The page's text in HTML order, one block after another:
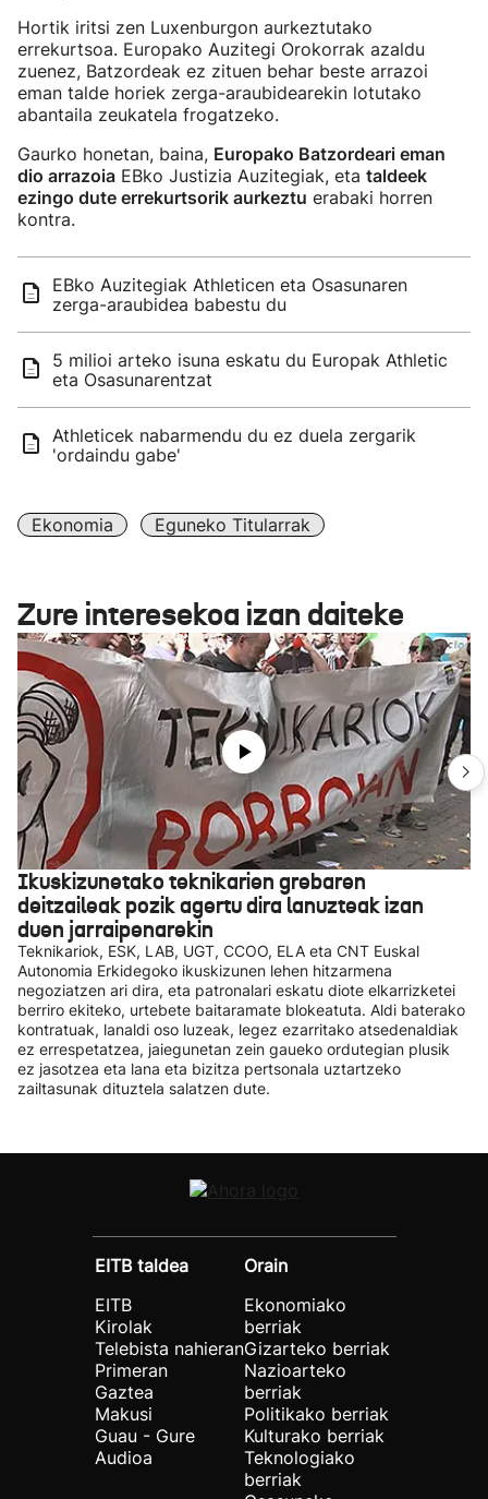
Hortik iritsi zen Luxenburgon aurkeztutako
errekurtsoa. Europako Auzitegi Orokorrak azaldu
zuenez, Batzordeak ez zituen behar beste arrazoi
eman talde horiek zerga-araubidearekin lotutako
abantaila zeukatela frogatzeko.
Gaurko honetan, baina, Europako Batzordeari eman
dio arrazoia EBko Justizia Auzitegiak, eta taldeek
ezingo dute errekurtsorik aurkeztu erabaki horren
kontra.
EBko Auzitegiak Athleticen eta Osasunaren
zerga-araubidea babestu du
5 milioi arteko isuna eskatu du Europak Athletic
eta Osasunarentzat
Athleticek nabarmendu du ez duela zergarik
'ordaindu gabe'
Ekonomia Eguneko Titularrak
Zure interesekoa izan daiteke
Ikuskizunetako teknikarien grebaren
deitzaileak pozik agertu dira lanuzteak izan
duen jarraipenarekin
Teknikariok, ESK, LAB, UGT, CCOO, ELA eta CNT Euskal
Autonomia Erkidegoko ikuskizunen lehen hitzarmena
negoziatzen ari dira, eta patronalari eskatu diote elkarrizketei
berriro ekiteko, urtebete baitaramate blokeatuta. Aldi baterako
kontratuak, lanaldi oso luzeak, legez ezarritako atsedenaldiak
ez errespetatzea, jaiegunetan zein gaueko ordutegian plusik
ez jasotzea eta lana eta bizitza pertsonala uztartzeko
zailtasunak dituztela salatzen dute.
EITB taldea
EITB
Kirolak
Telebista nahieran
Primeran
Gaztea
Makusi
Guau - Gure
Audioa
Orain
Ekonomiako
berriak
Gizarteko berriak
Nazioarteko
berriak
Politikako berriak
Kulturako berriak
Teknologiako
berriak